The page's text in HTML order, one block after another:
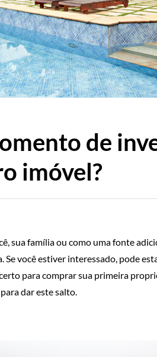
de
imóvel?
sua família ou como uma fonte
você estiver interessado, pode
para comprar sua primeira
dar este salto.